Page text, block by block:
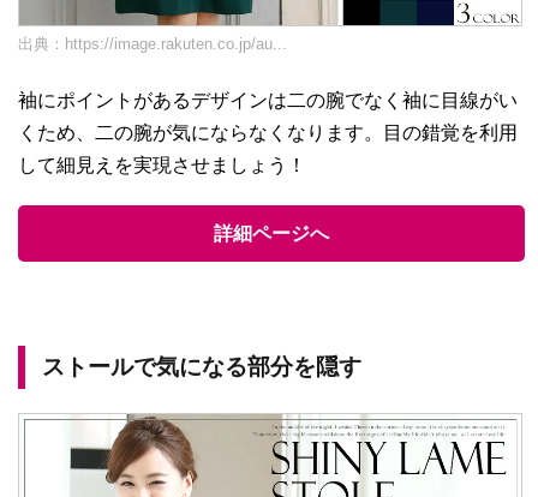
出典： https://image.rakuten.co.jp/au...
袖にポイントがあるデザインは二の腕でなく袖に目線がい
くため、二の腕が気にならなくなります。目の錯覚を利用
して細見えを実現させましょう！
詳細ページへ
ストールで気になる部分を隠す